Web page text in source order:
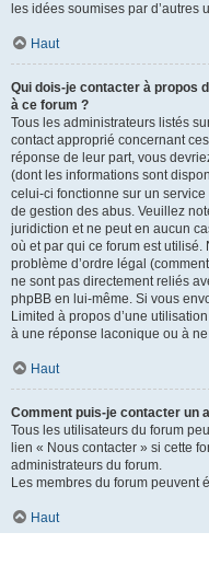
les idées soumises par d’autres
Haut
Qui dois-je contacter à propos
à ce forum ?
Tous les administrateurs listés
contact approprié concernant
réponse de leur part, vous
(dont les informations sont
celui-ci fonctionne sur un
de gestion des abus. Veuillez
juridiction et ne peut en aucun
où et par qui ce forum est
problème d’ordre légal
ne sont pas directement reliés
phpBB en lui-même. Si vous
Limited à propos d’une
à une réponse laconique ou à
Haut
Comment puis-je contacter un
Tous les utilisateurs du forum
lien « Nous contacter » si cette
administrateurs du forum.
Les membres du forum peuvent
Haut